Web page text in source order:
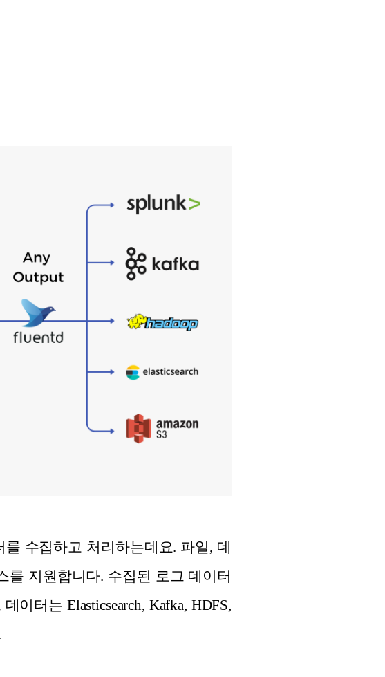
를 수집하고 처리하는데요. 파일, 데
를 지원합니다. 수집된 로그 데이터
이터는 Elasticsearch, Kafka, HDFS,